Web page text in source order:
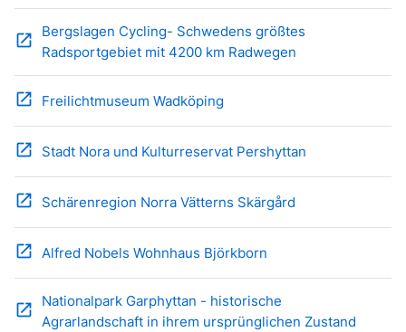
open_in_new
Bergslagen Cycling- Schwedens größtes
Radsportgebiet mit 4200 km Radwegen
open_in_new Freilichtmuseum Wadköping
open_in_new Stadt Nora und Kulturreservat Pershyttan
open_in_new Schärenregion Norra Vätterns Skärgård
open_in_new Alfred Nobels Wohnhaus Björkborn
open_in_new
Nationalpark Garphyttan - historische
Agrarlandschaft in ihrem ursprünglichen Zustand